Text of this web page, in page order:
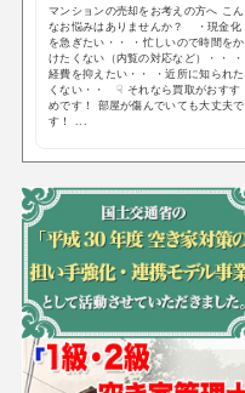
マンションの売却をお考えの方へ こん
なお悩みはありませんか？ ・現金化
を急ぎたい・・ ・忙しいので時間をか
けたくない（内覧の対応など）・・ ・
経費を抑えたい・・ ・近所に知られた
くない・・ ☟ それなら買取がおすす
めです！ 部屋が傷んでいても大丈夫で
す！ ...